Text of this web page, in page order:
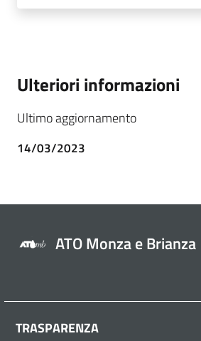
Ulteriori informazioni
Ultimo aggiornamento
14/03/2023
ATO Monza e Brianza
TRASPARENZA